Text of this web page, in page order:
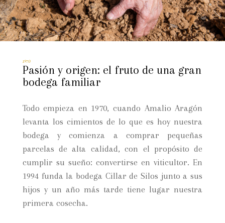
1970
Pasión y origen: el fruto de una gran
bodega familiar
Todo empieza en 1970, cuando Amalio Aragón
levanta los cimientos de lo que es hoy nuestra
bodega y comienza a comprar pequeñas
parcelas de alta calidad, con el propósito de
cumplir su sueño: convertirse en viticultor. En
1994 funda la bodega Cillar de Silos junto a sus
hijos y un año más tarde tiene lugar nuestra
primera cosecha.